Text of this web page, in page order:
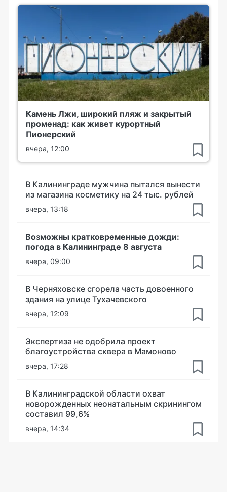
Камень Лжи, широкий пляж и закрытый
променад: как живет курортный
Пионерский
вчера, 12:00
В Калининграде мужчина пытался вынести
из магазина косметику на 24 тыс. рублей
вчера, 13:18
Возможны кратковременные дожди:
погода в Калининграде 8 августа
вчера, 09:00
В Черняховске сгорела часть довоенного
здания на улице Тухачевского
вчера, 12:09
Экспертиза не одобрила проект
благоустройства сквера в Мамоново
вчера, 17:28
В Калининградской области охват
новорожденных неонатальным скринингом
составил 99,6%
вчера, 14:34